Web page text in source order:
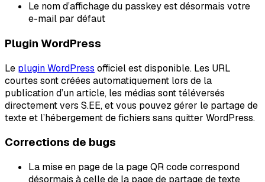
Le nom d’affichage du passkey est désormais votre
e-mail par défaut
Plugin WordPress
Le plugin WordPress officiel est disponible. Les URL
courtes sont créées automatiquement lors de la
publication d’un article, les médias sont téléversés
directement vers S.EE, et vous pouvez gérer le partage de
texte et l’hébergement de fichiers sans quitter WordPress.
Corrections de bugs
La mise en page de la page QR code correspond
désormais à celle de la page de partage de texte